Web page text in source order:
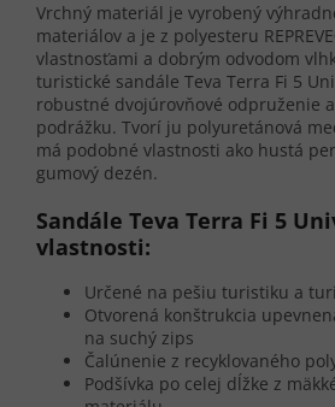
Vrchný materiál je vyrobený
materiálov a je z polyesteru
vlastnosťami a dobrým odvodom
turistické sandále Teva Terra Fi 5
robustné dvojúrovňové odpruženie
podrážku. Tvorí ju polyuretánová
má podobné vlastnosti ako hustá
gumový dezén.
Sandále Teva Terra Fi 5
vlastnosti:
Určené na pešiu turistiku a
Otvorená konštrukcia
na suchý zips
Čalúnenie z recyklovaného
Podšívka po celej dĺžke z